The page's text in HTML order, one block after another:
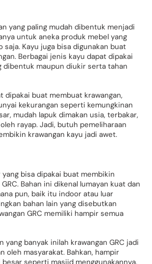
yang paling mudah dibentuk menjadi
untuk aneka produk mebel yang
saja. Kayu juga bisa digunakan buat
Berbagai jenis kayu dapat dipakai
dibentuk maupun diukir serta tahan
dipakai buat membuat krawangan,
kekurangan seperti kemungkinan
mudah lapuk dimakan usia, terbakar,
rayap. Jadi, butuh pemeliharaan
krawangan kayu jadi awet.
bisa dipakai buat membikin
Bahan ini dikenal lumayan kuat dan
pun, baik itu indoor atau luar
bahan lain yang disebutkan
GRC memiliki hampir semua
yang banyak inilah krawangan GRC jadi
oleh masyarakat. Bahkan, hampir